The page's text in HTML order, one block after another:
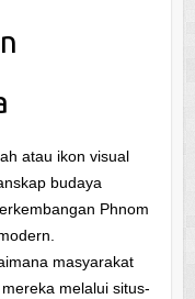
atau ikon visual
budaya
Phnom
masyarakat
melalui situs-